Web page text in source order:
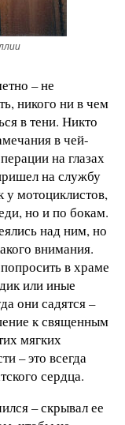
– не
никого ни в чем
в тени. Никто
в чей-
на глазах
на службу
у мотоциклистов,
но и по бокам.
над ним, но
внимания.
в храме
или иные
они садятся –
к священным
мягких
– это всегда
сердца.
– скрывал ее